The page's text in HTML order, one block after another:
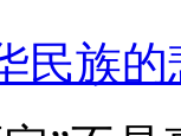
民族的